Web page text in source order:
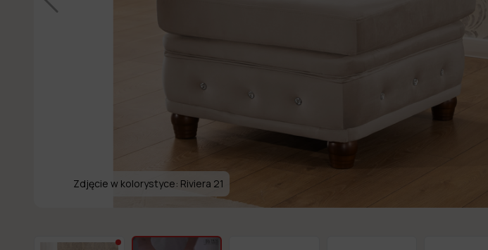
Zdjęcie w kolorystyce: Riviera 21